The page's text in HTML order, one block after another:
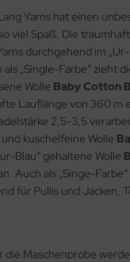
Yarns hat einen
viel Spaß. Die
durchgehend im
„Single-Farbe“ zieht
Wolle Baby Cotton
Lauflänge von 360 m
2,5-3,5
kuschelfeine Wolle
Blau“ gehaltene Wolle
Auch als „Singe-
für Pullis und Jacken,
Maschenprobe